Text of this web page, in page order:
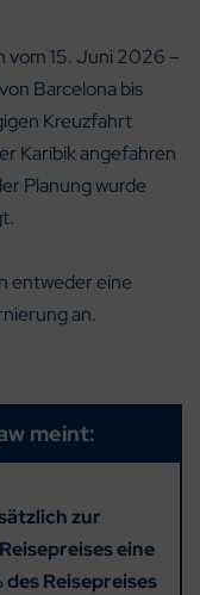
vom 15. Juni 2026 –
Barcelona bis
Kreuzfahrt
Karibik angefahren
Planung wurde
entweder eine
an.
meint:
zur
eine
Reisepreises